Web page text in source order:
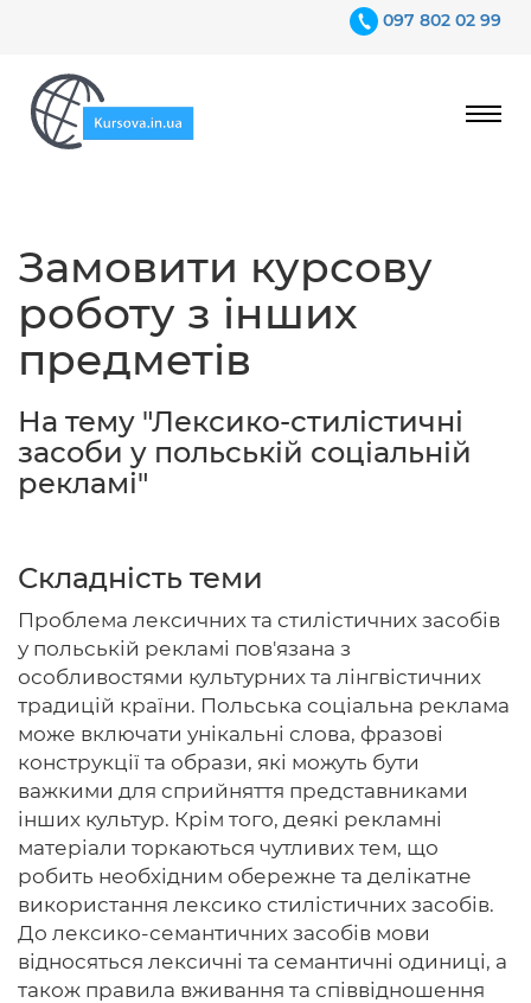
097 802 02 99
Замовити курсову
роботу з інших
предметів
На тему "Лексико-стилістичні
засоби у польській соціальній
рекламі"
Складність теми
Проблема лексичних та стилістичних засобів
у польській рекламі пов'язана з
особливостями культурних та лінгвістичних
традицій країни. Польська соціальна реклама
може включати унікальні слова, фразові
конструкції та образи, які можуть бути
важкими для сприйняття представниками
інших культур. Крім того, деякі рекламні
матеріали торкаються чутливих тем, що
робить необхідним обережне та делікатне
використання лексико стилістичних засобів.
До лексико-семантичних засобів мови
відносяться лексичні та семантичні одиниці, а
також правила вживання та співвідношення
Гарантії
Відгуки
Контакти
Головна
Авторам
Умови
Вхiд